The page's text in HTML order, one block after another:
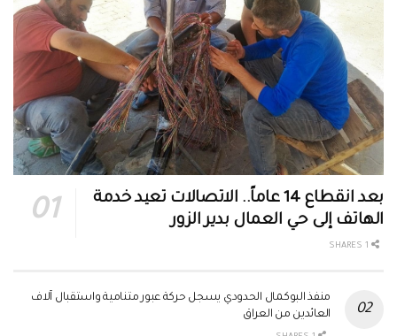
بعد انقطاع 14 عاماً.. الاتصالات تعيد خدمة
الهاتف إلى حي العمال بدير الزور
منفذ البوكمال الحدودي يسجل حركة عبور متنامية واستقبال آلاف
العائدين من العراق